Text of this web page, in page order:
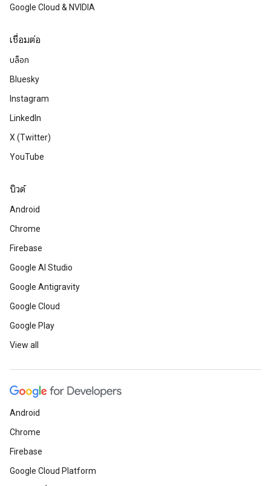
Google Cloud & NVIDIA
เชื่อมต่อ
บล็อก
Bluesky
Instagram
LinkedIn
X (Twitter)
YouTube
บิวด์
Android
Chrome
Firebase
Google AI Studio
Google Antigravity
Google Cloud
Google Play
View all
Android
Chrome
Firebase
Google Cloud Platform